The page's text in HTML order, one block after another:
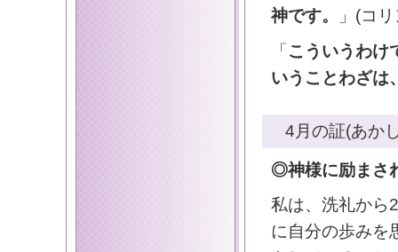
神です。
」(コ
「 こういうわけ
いうことわざは
4月の証(あか
◎神様に励まさ
私は、洗礼から
に自分の歩みを